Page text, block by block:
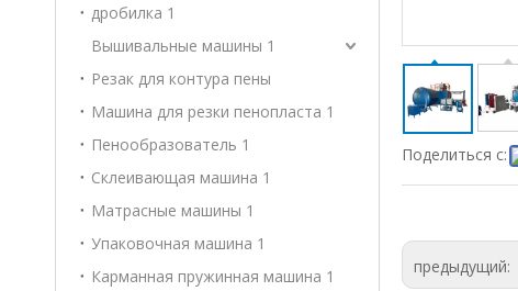
дробилка 1
Вышивальные машины 1
Резак для контура пены
Машина для резки пенопласта 1
Пенообразователь 1
Склеивающая машина 1
Матрасные машины 1
Упаковочная машина 1
Карманная пружинная машина 1
Поделиться с:
предыдущий: